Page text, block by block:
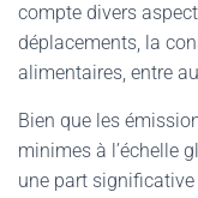
compte divers
déplacements, la
alimentaires, entre
Bien que les
minimes à l’échelle
une part